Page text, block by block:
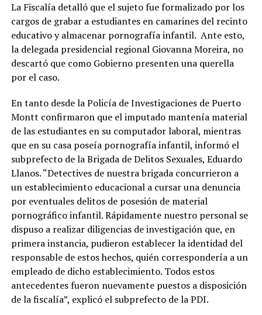
La Fiscalía detalló que el sujeto fue formalizado por los
cargos de grabar a estudiantes en camarines del recinto
educativo y almacenar pornografía infantil. Ante esto,
la delegada presidencial regional Giovanna Moreira, no
descartó que como Gobierno presenten una querella
por el caso.
En tanto desde la Policía de Investigaciones de Puerto
Montt confirmaron que el imputado mantenía material
de las estudiantes en su computador laboral, mientras
que en su casa poseía pornografía infantil, informó el
subprefecto de la Brigada de Delitos Sexuales, Eduardo
Llanos. “Detectives de nuestra brigada concurrieron a
un establecimiento educacional a cursar una denuncia
por eventuales delitos de posesión de material
pornográfico infantil. Rápidamente nuestro personal se
dispuso a realizar diligencias de investigación que, en
primera instancia, pudieron establecer la identidad del
responsable de estos hechos, quién correspondería a un
empleado de dicho establecimiento. Todos estos
antecedentes fueron nuevamente puestos a disposición
de la fiscalía”, explicó el subprefecto de la PDI.